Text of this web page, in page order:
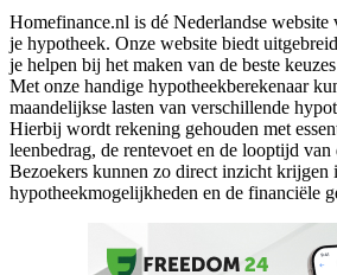
Homefinance.nl is dé Nederlandse website
je hypotheek. Onze website biedt
je helpen bij het maken van de beste
Met onze handige hypotheekberekenaar
maandelijkse lasten van verschillende
Hierbij wordt rekening gehouden met
leenbedrag, de rentevoet en de looptijd van
Bezoekers kunnen zo direct inzicht krijgen
hypotheekmogelijkheden en de financiële